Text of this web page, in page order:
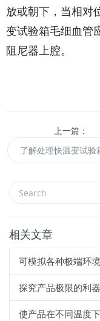
放或朝下，当相对
变试验箱毛细血管
阻尼器上腔。
上一篇：
相关文章
可模拟各种极端环
探究产品极限的利
使产品在不同温度